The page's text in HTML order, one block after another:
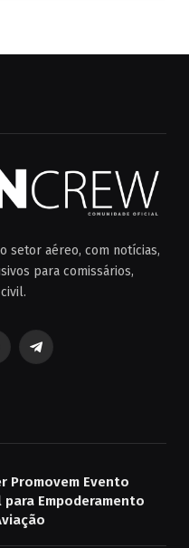
setor aéreo, com notícias,
para comissários,
Telegrama
Promovem Evento
Empoderamento